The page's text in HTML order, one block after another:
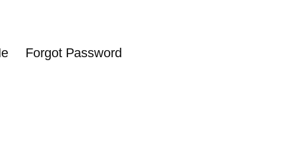
Forgot Password